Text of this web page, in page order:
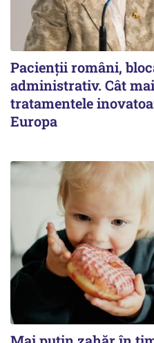
Pacienții români,
administrativ. Cât
tratamentele
Europa